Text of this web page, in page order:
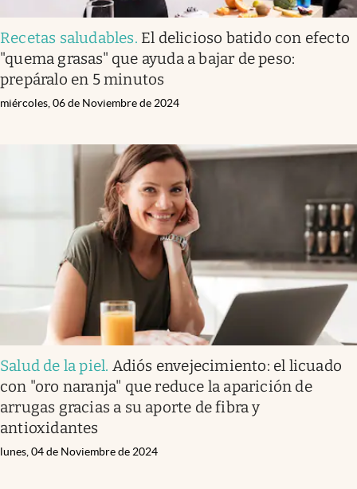
Recetas saludables. El delicioso batido con efecto
"quema grasas" que ayuda a bajar de peso:
prepáralo en 5 minutos
miércoles, 06 de Noviembre de 2024
Salud de la piel. Adiós envejecimiento: el licuado
con "oro naranja" que reduce la aparición de
arrugas gracias a su aporte de fibra y
antioxidantes
lunes, 04 de Noviembre de 2024